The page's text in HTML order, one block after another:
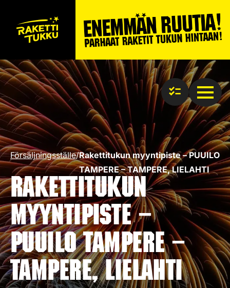
Försäljningsställe/Rakettitukun myyntipiste – PUUILO
TAMPERE – TAMPERE, LIELAHTI
Rakettitukun
myyntipiste –
PUUILO TAMPERE –
TAMPERE, LIELAHTI